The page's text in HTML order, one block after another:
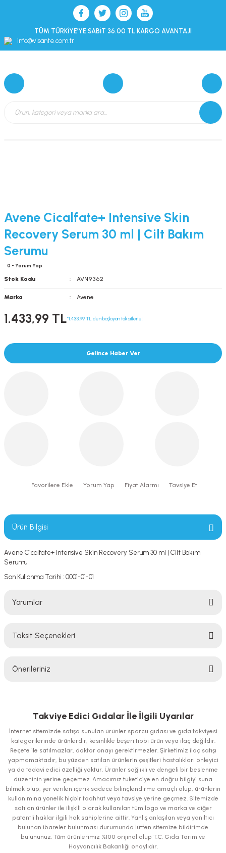
TÜM TÜRKİYE’YE SABİT 36.00 TL KARGO AVANTAJI
info@visante.com.tr
Avene Cicalfate+ Intensive Skin
Recovery Serum 30 ml | Cilt Bakım
Serumu
0 - Yorum Yap
Stok Kodu AVN9362
Marka Avene
1.433,99 TL*1.433,99 TL den başlayan taksitlerle!
Gelince Haber Ver
Yorum Yap Fiyat Alarmı Tavsiye Et
Ürün Bilgisi
Avene Cicalfate+ Intensive Skin Recovery Serum 30 ml | Cilt Bakım
Serumu
Son Kullanma Tarihi : 0001-01-01
Yorumlar
Taksit Seçenekleri
Önerileriniz
iletebilirsiniz.
Görüş ve önerileriniz için teşekkür ederiz.
Ürün resmi kalitesiz, bozuk veya görüntülenemiyor.
Ürün açıklamasında eksik bilgiler bulunuyor.
Ürün bilgilerinde hatalar bulunuyor.
Ürün fiyatı diğer sitelerden daha pahalı.
Bu ürüne benzer farklı alternatifler olmalı.
Takviye Edici Gıdalar İle İlgili Uyarılar
İnternet sitemizde satışa sunulan ürünler sporcu gıdası ve gıda takviyesi
kategorilerinde ürünlerdir, kesinlikle beşeri tıbbi ürün veya ilaç değildir.
Reçete ile satılmazlar, doktor onayı gerektirmezler. Şirketimiz ilaç satışı
yapmamaktadır, bu yüzden satılan ürünlerin çeşitleri hastalıkları önleyici
ya da tedavi edici özelliği yoktur. Ürünler sağlıklı ve dengeli bir beslenme
düzeninin yerine geçemez. Amacımız tüketiciye en doğru bilgiyi suna
bilmek olup, yer verilen içerik sadece bilinçlendirme amaçlı olup, ürünlerin
kullanımına yönelik hiçbir taahhüt veya tavsiye yerine geçmez. Sitemizde
satılan ürünler ile ilişkili olarak kullanılan tüm logo ve marka ve diğer
patentli haklar ilgili hak sahiplerine aittir. Yanlış anlaşılan veya yanıltıcı
bulunan ibareler bulunması durumunda lütfen sitemize bildirimde
bulununuz. Tüm ürünlerimiz %100 orijinal olup T.C. Gıda Tarım ve
Hayvancılık Bakanlığı onaylıdır.